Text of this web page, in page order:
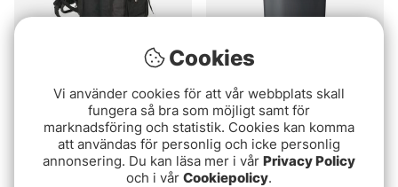
Stolryggsäck Standard
Yeti Loadout Bucket -
Charcoal
499 kr
Cookies
Vi använder cookies för att vår webbplats skall
fungera så bra som möjligt samt för
marknadsföring och statistik. Cookies kan komma
att användas för personlig och icke personlig
annonsering. Du kan läsa mer i vår Privacy Policy
och i vår Cookiepolicy.